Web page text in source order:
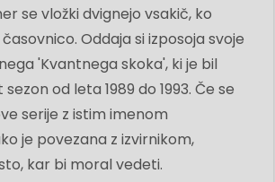
se vložki dvignejo vsakič, ko
Oddaja si izposoja svoje
'Kvantnega skoka', ki je bil
od leta 1989 do 1993. Če se
serije z istim imenom
je povezana z izvirnikom,
kar bi moral vedeti.